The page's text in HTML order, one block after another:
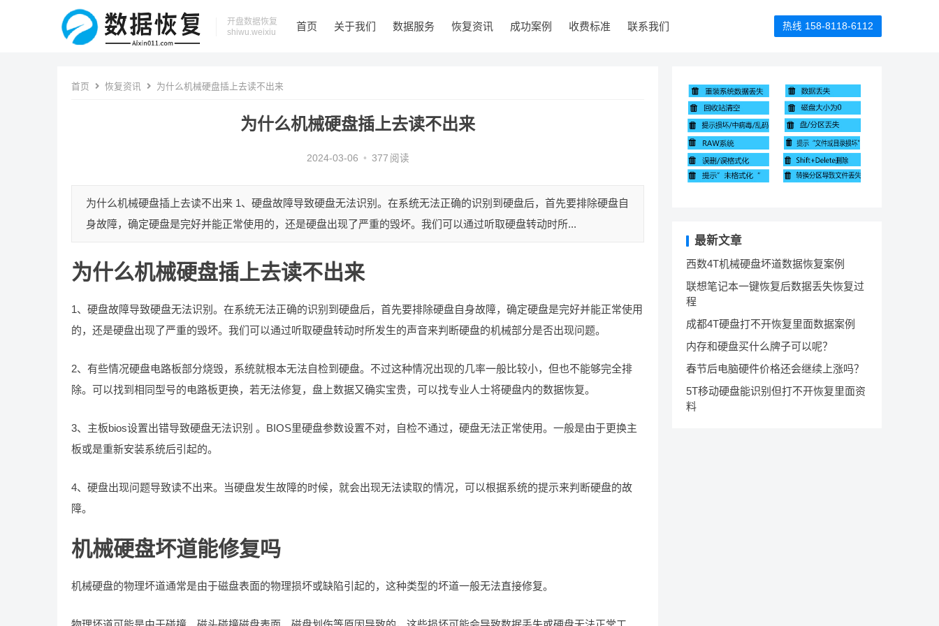
开盘数据恢复
shiwu.weixiu
首页 关于我们 数据服务 恢复资讯 成功案例 收费标准 联系我们 热线 158-8118-6112
首页 恢复资讯 为什么机械硬盘插上去读不出来
为什么机械硬盘插上去读不出来
2024-03-06 • 377 阅读
为什么机械硬盘插上去读不出来 1、硬盘故障导致硬盘无法识别。在系统无法正确的识别到硬盘后，首先要排除硬盘自
身故障，确定硬盘是完好并能正常使用的，还是硬盘出现了严重的毁坏。我们可以通过听取硬盘转动时所...
为什么机械硬盘插上去读不出来
1、硬盘故障导致硬盘无法识别。在系统无法正确的识别到硬盘后，首先要排除硬盘自身故障，确定硬盘是完好并能正常使用
的，还是硬盘出现了严重的毁坏。我们可以通过听取硬盘转动时所发生的声音来判断硬盘的机械部分是否出现问题。
2、有些情况硬盘电路板部分烧毁，系统就根本无法自检到硬盘。不过这种情况出现的几率一般比较小，但也不能够完全排
除。可以找到相同型号的电路板更换，若无法修复，盘上数据又确实宝贵，可以找专业人士将硬盘内的数据恢复。
3、主板bios设置出错导致硬盘无法识别 。BIOS里硬盘参数设置不对，自检不通过，硬盘无法正常使用。一般是由于更换主
板或是重新安装系统后引起的。
4、硬盘出现问题导致读不出来。当硬盘发生故障的时候，就会出现无法读取的情况，可以根据系统的提示来判断硬盘的故
障。
机械硬盘坏道能修复吗
机械硬盘的物理坏道通常是由于磁盘表面的物理损坏或缺陷引起的，这种类型的坏道一般无法直接修复。
最新文章
西数4T机械硬盘坏道数据恢复案例
联想笔记本一键恢复后数据丢失恢复过
程
成都4T硬盘打不开恢复里面数据案例
内存和硬盘买什么牌子可以呢？
春节后电脑硬件价格还会继续上涨吗？
5T移动硬盘能识别但打不开恢复里面资
料